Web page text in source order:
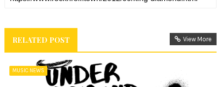
RELATED POST View More
MUSIC NEWS